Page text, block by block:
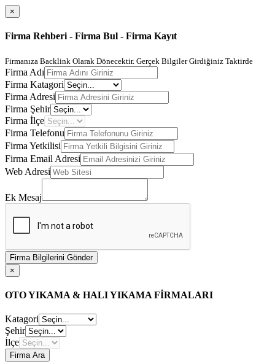
×
Firma Rehberi - Firma Bul - Firma Kayıt
Firmanıza Backlink Olarak Dönecektir. Gerçek Bilgiler Girdiğiniz Taktirde
Firma Adı
Firma Katagori
Firma Adresi
Firma Şehir
Firma İlçe
Firma Telefonu
Firma Yetkilisi
Firma Email Adresi
Web Adresi
Ek Mesaj
Firma Bilgilerini Gönder
×
OTO YIKAMA & HALI YIKAMA FİRMALARI
Katagori
Şehir
İlçe
Firma Ara